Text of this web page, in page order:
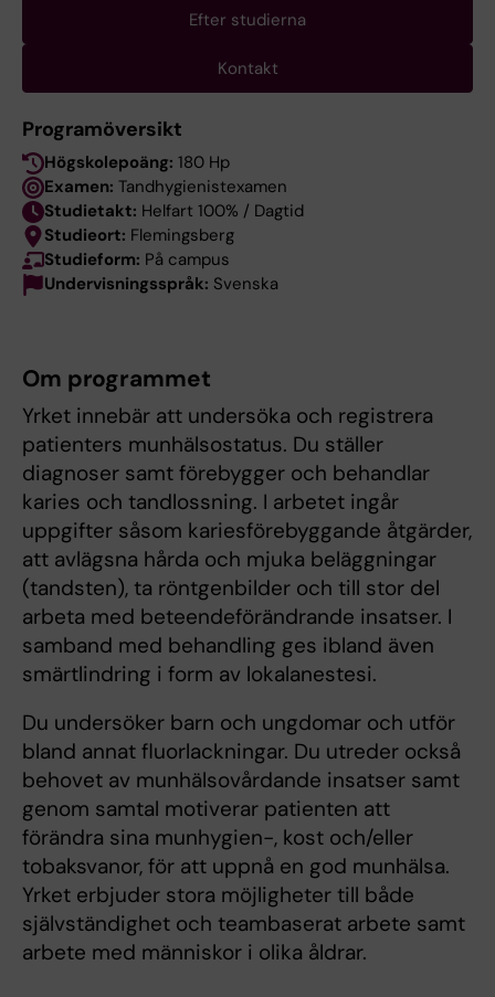
Efter studierna
Kontakt
Programöversikt
Högskolepoäng: 180 Hp
Examen: Tandhygienistexamen
Studietakt: Helfart 100% / Dagtid
Studieort: Flemingsberg
Studieform: På campus
Undervisningsspråk: Svenska
Om programmet
Yrket innebär att undersöka och registrera
patienters munhälsostatus. Du ställer
diagnoser samt förebygger och behandlar
karies och tandlossning. I arbetet ingår
uppgifter såsom kariesförebyggande åtgärder,
att avlägsna hårda och mjuka beläggningar
(tandsten), ta röntgenbilder och till stor del
arbeta med beteendeförändrande insatser. I
samband med behandling ges ibland även
smärtlindring i form av lokalanestesi.
Du undersöker barn och ungdomar och utför
bland annat fluorlackningar. Du utreder också
behovet av munhälsovårdande insatser samt
genom samtal motiverar patienten att
förändra sina munhygien-, kost och/eller
tobaksvanor, för att uppnå en god munhälsa.
Yrket erbjuder stora möjligheter till både
självständighet och teambaserat arbete samt
arbete med människor i olika åldrar.